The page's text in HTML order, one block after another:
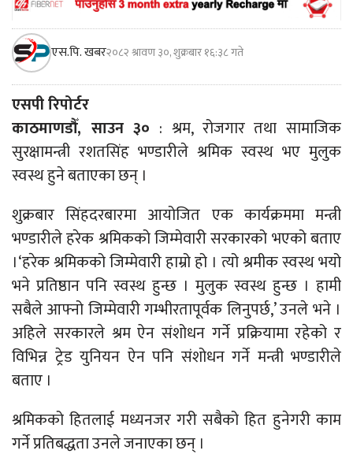
एस.पि. खबर२०८२ श्रावण ३०, शुक्रबार १६:३८ गते
एसपी रिपोर्टर
काठमाणडौँ, साउन ३० : श्रम, रोजगार तथा सामाजिक
सुरक्षामन्त्री रशतसिंह भण्डारीले श्रमिक स्वस्थ भए मुलुक
स्वस्थ हुने बताएका छन् ।
शुक्रबार सिंहदरबारमा आयोजित एक कार्यक्रममा मन्त्री
भण्डारीले हरेक श्रमिकको जिम्मेवारी सरकारको भएको बताए
।‘हरेक श्रमिकको जिम्मेवारी हाम्रो हो । त्यो श्रमीक स्वस्थ भयो
भने प्रतिष्ठान पनि स्वस्थ हुन्छ । मुलुक स्वस्थ हुन्छ । हामी
सबैले आफ्नो जिम्मेवारी गम्भीरतापूर्वक लिनुपर्छ,’ उनले भने ।
अहिले सरकारले श्रम ऐन संशोधन गर्ने प्रक्रियामा रहेको र
विभिन्न ट्रेड युनियन ऐन पनि संशोधन गर्ने मन्त्री भण्डारीले
बताए ।
श्रमिकको हितलाई मध्यनजर गरी सबैको हित हुनेगरी काम
गर्ने प्रतिबद्धता उनले जनाएका छन् ।